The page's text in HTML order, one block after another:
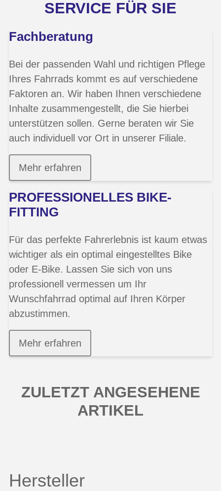
SERVICE FÜR SIE
Fachberatung
Bei der passenden Wahl und richtigen Pflege
Ihres Fahrrads kommt es auf verschiedene
Faktoren an. Wir haben Ihnen verschiedene
Inhalte zusammengestellt, die Sie hierbei
unterstützen sollen. Gerne beraten wir Sie
auch individuell vor Ort in unserer Filiale.
Mehr erfahren
PROFESSIONELLES BIKE-
FITTING
Für das perfekte Fahrerlebnis ist kaum etwas
wichtiger als ein optimal eingestelltes Bike
oder E-Bike. Lassen Sie sich von uns
professionell vermessen um Ihr
Wunschfahrrad optimal auf Ihren Körper
abzustimmen.
Mehr erfahren
ZULETZT ANGESEHENE
ARTIKEL
Hersteller